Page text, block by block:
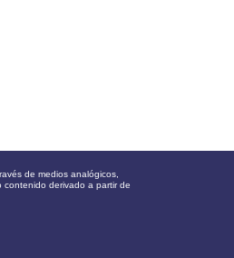
de medios analógicos,
contenido derivado a partir de